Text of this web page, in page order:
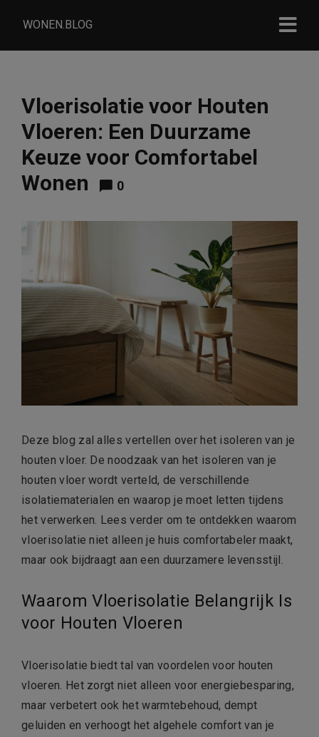
WONEN.BLOG
Vloerisolatie voor Houten
Vloeren: Een Duurzame
Keuze voor Comfortabel
Wonen
0
Deze blog zal alles vertellen over het isoleren van je
houten vloer. De noodzaak van het isoleren van je
houten vloer wordt verteld, de verschillende
isolatiematerialen en waarop je moet letten tijdens
het verwerken. Lees verder om te ontdekken waarom
vloerisolatie niet alleen je huis comfortabeler maakt,
maar ook bijdraagt aan een duurzamere levensstijl.
Waarom Vloerisolatie Belangrijk Is
voor Houten Vloeren
Vloerisolatie biedt tal van voordelen voor houten
vloeren. Het zorgt niet alleen voor energiebesparing,
maar verbetert ook het warmtebehoud, dempt
geluiden en verhoogt het algehele comfort van je